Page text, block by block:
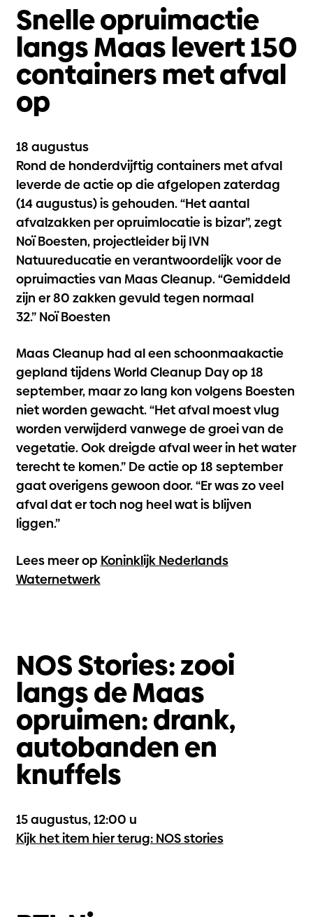
Snelle opruimactie
langs Maas levert 150
containers met afval
op
18 augustus
Rond de honderdvijftig containers met afval
leverde de actie op die afgelopen zaterdag
(14 augustus) is gehouden. “Het aantal
afvalzakken per opruimlocatie is bizar”, zegt
Noï Boesten, projectleider bij IVN
Natuureducatie en verantwoordelijk voor de
opruimacties van Maas Cleanup. “Gemiddeld
zijn er 80 zakken gevuld tegen normaal
32.” Noï Boesten
Maas Cleanup had al een schoonmaakactie
gepland tijdens World Cleanup Day op 18
september, maar zo lang kon volgens Boesten
niet worden gewacht. “Het afval moest vlug
worden verwijderd vanwege de groei van de
vegetatie. Ook dreigde afval weer in het water
terecht te komen.” De actie op 18 september
gaat overigens gewoon door. “Er was zo veel
afval dat er toch nog heel wat is blijven
liggen.”
Lees meer op Koninklijk Nederlands
Waternetwerk
NOS Stories: zooi
langs de Maas
opruimen: drank,
autobanden en
knuffels
15 augustus, 12:00 u
Kijk het item hier terug: NOS stories